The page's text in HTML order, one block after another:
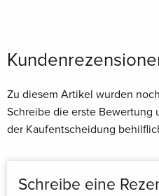
Zu diesem Artikel wurden
Schreibe die erste Bewertung
der Kaufentscheidung
Schreibe eine